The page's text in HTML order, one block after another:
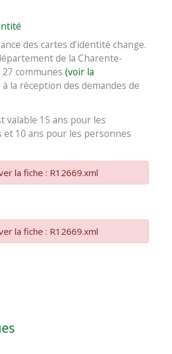
des cartes d’identité change.
de la Charente-
communes(voir la
la réception des demandes de
valable 15 ans pour les
10 ans pour les personnes
la fiche : R12669.xml
la fiche : R12669.xml